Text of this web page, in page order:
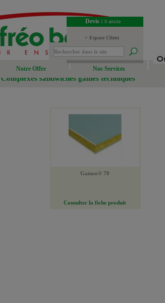
Devis : 0 article
> Espace Client
> Espace Fournisseur
Notre Offre Nos Services
Complexes sandwiches gaines techniques
Gaineo® 70
Consulter la fiche produit